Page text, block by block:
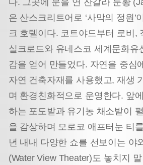
다. 그곳에 문을 연 잔갈라 둔황
은 산스크리트어로 ‘사막의 정원’
크 호텔이다. 코트야드부터 로비,
실크로드와 유네스코 세계문화유
감을 얻어 만들었다. 자연을 중심
자연 건축자재를 사용했고, 재생
며 환경친화적으로 운영한다. 앞
하는 포도밭과 유기농 채소밭이
을 감상하며 모로코 애프터눈 티
년 내내 다양한 쇼를 선보이는 야
(Water View Theater)도 놓치지